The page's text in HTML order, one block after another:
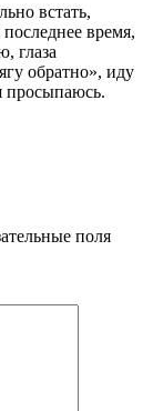
встать,
время,
глаза
обратно», иду
просыпаюсь.
поля